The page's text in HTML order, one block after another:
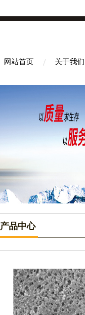
网站首页 关于我们
产品中心